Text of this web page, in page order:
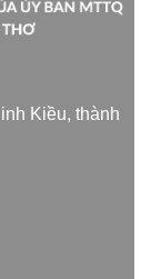
Kiều, thành